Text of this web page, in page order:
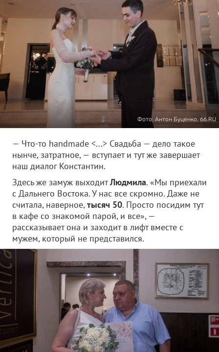
Фото: Антон Буценко, 66.RU
— Что-то handmade <...> Свадьба — дело такое
нынче, затратное, — вступает и тут же завершает
наш диалог Константин.
Здесь же замуж выходитЛюдмила. «Мы приехали
с Дальнего Востока. У нас все скромно. Даже не
считала, наверное,тысяч 50. Просто посидим тут
в кафе со знакомой парой, и все», —
рассказывает она и заходит в лифт вместе с
мужем, который не представился.